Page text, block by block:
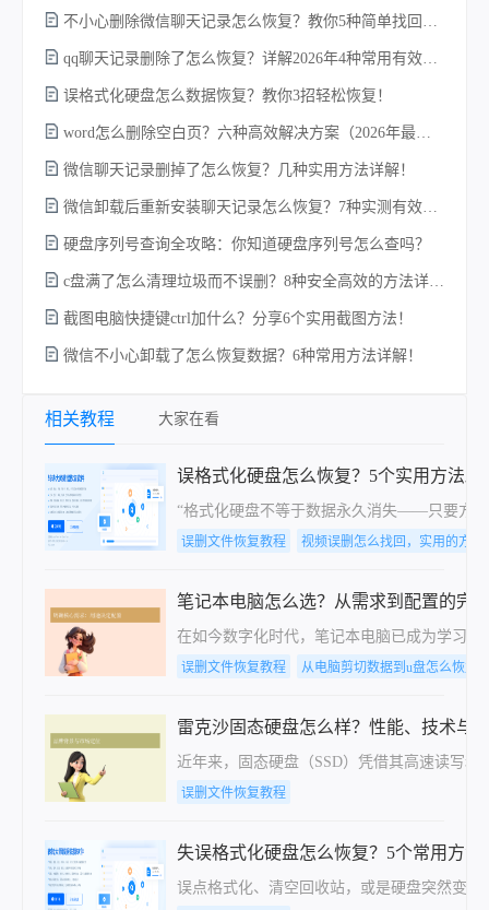
不小心删除微信聊天记录怎么恢复？教你5种简单找回的方法！
qq聊天记录删除了怎么恢复？详解2026年4种常用有效的方法（支持.db数据库提取）
误格式化硬盘怎么数据恢复？教你3招轻松恢复！
word怎么删除空白页？六种高效解决方案（2026年最新实操指南）！
微信聊天记录删掉了怎么恢复？几种实用方法详解！
微信卸载后重新安装聊天记录怎么恢复？7种实测有效的恢复方案详解！
硬盘序列号查询全攻略：你知道硬盘序列号怎么查吗？
c盘满了怎么清理垃圾而不误删？8种安全高效的方法详解+误删恢复指南！
截图电脑快捷键ctrl加什么？分享6个实用截图方法！
微信不小心卸载了怎么恢复数据？6种常用方法详解！
相关教程 大家在看
误格式化硬盘怎么恢复？5个实用方法
“格式化硬盘不等于数据永久消失——只要方法
误删文件恢复教程 视频误删怎么找回，实用的方法
笔记本电脑怎么选？从需求到配置的完
在如今数字化时代，笔记本电脑已成为学习
误删文件恢复教程 从电脑剪切数据到u盘怎么恢复
雷克沙固态硬盘怎么样？性能、技术与
近年来，固态硬盘（SSD）凭借其高速读写
误删文件恢复教程
失误格式化硬盘怎么恢复？5个常用方法
误点格式化、清空回收站，或是硬盘突然变